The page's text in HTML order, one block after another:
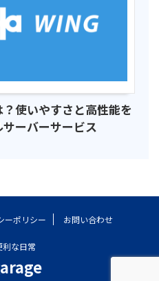
使いやすさと高性能を
ーバーサービス
ーポリシー お問い合わせ
利な日常